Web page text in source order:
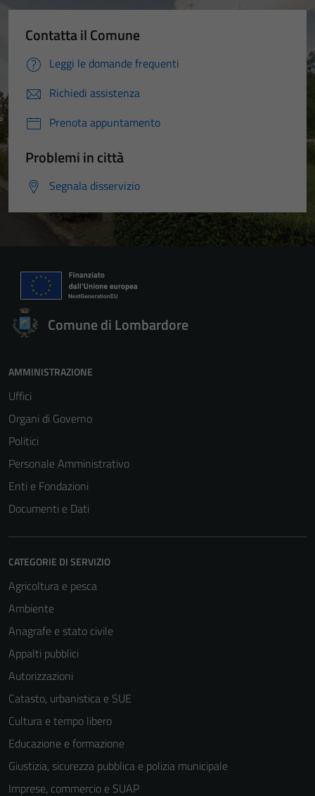
Contatta il Comune
Leggi le domande frequenti
Richiedi assistenza
Prenota appuntamento
Problemi in città
Segnala disservizio
Comune di Lombardore
AMMINISTRAZIONE
Uffici
Organi di Governo
Politici
Personale Amministrativo
Enti e Fondazioni
Documenti e Dati
CATEGORIE DI SERVIZIO
Agricoltura e pesca
Ambiente
Anagrafe e stato civile
Appalti pubblici
Autorizzazioni
Catasto, urbanistica e SUE
Cultura e tempo libero
Educazione e formazione
Giustizia, sicurezza pubblica e polizia municipale
Imprese, commercio e SUAP